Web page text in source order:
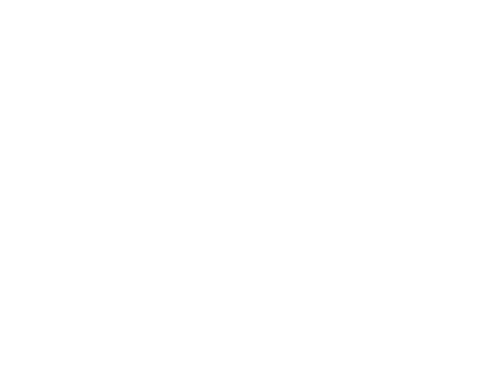
a papuče, manželská posteľ veľkosti King´s matracom Simmons,
do záhrady alebo na more